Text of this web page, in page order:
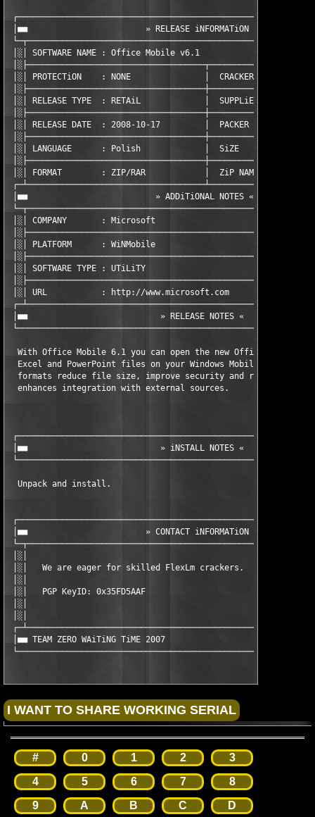
│■■                        » RELEASE iNFORMATiON «
│░│ SOFTWARE NAME : Office
│░│ PROTECTiON    : NONE               │  CRACKER
│░│ RELEASE TYPE  : RETAiL             │  SUPPLiER
│░│ RELEASE DATE  : 2008-10-17         │  PACKER
│░│ LANGUAGE      : Polish             │  SiZE          : 3  x
│░│ FORMAT        : ZIP/RAR            │  ZiP NAME      :
│■■                          » ADDiTiONAL NOTES «
│░│ COMPANY       :
│░│ PLATFORM      :
│░│ SOFTWARE TYPE :
│░│ URL           : http://
│■■                           » RELEASE NOTES «
With Office Mobile 6.1 you can open the new Office 2007
Excel and PowerPoint files on your Windows Mobile device.
formats reduce file size, improve security and reliability
  enhances integration with external sources.
│■■                           » iNSTALL NOTES «
  Unpack and install.
│■■                        » CONTACT iNFORMATiON «
│░│
│░│   We are eager for skilled FlexLm crackers.
│░│
│░│   PGP KeyID: 0x35FD5AAF
│░│
│░│
│■■ TEAM ZERO WAiTiNG TiME 2007
# 0 1 2
3
4
5 6 7
8
9
A B C D